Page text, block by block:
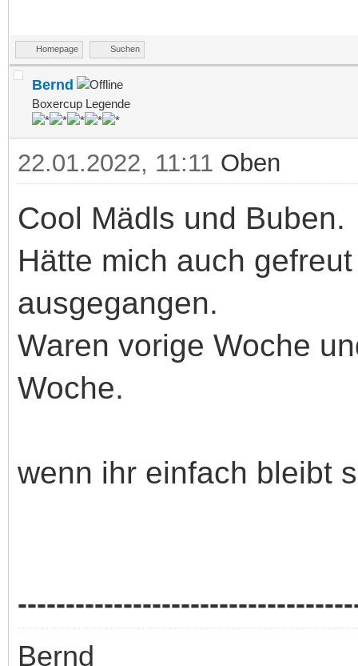
Homepage Suchen
Bernd
Boxercup Legende
22.01.2022, 11:11 Oben
Cool Mädls und Buben.
Hätte mich auch
ausgegangen.
Waren vorige Woche
Woche.
wenn ihr einfach bleibt
Bernd